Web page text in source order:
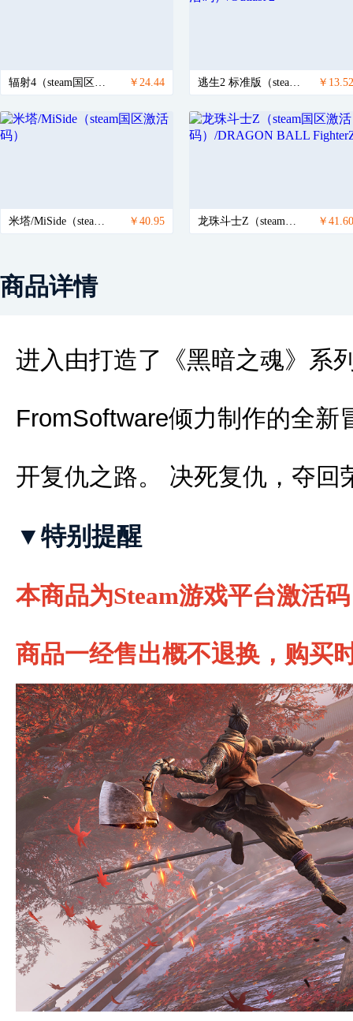
辐射4（steam国区激活码） ￥24.44 逃生2 标准版（steam国区激活码）/Outlast 2 ￥13.52
米塔/MiSide（steam国区激活码） ￥40.95 龙珠斗士Z（steam国区激活码）/DRAGON BALL FighterZ ￥41.60
商品详情
进入由打造了《黑暗之魂》系
FromSoftware倾力制作的全新
开复仇之路。 决死复仇，夺回
▼特别提醒
本商品为Steam游戏平台激活
商品一经售出概不退换，购买